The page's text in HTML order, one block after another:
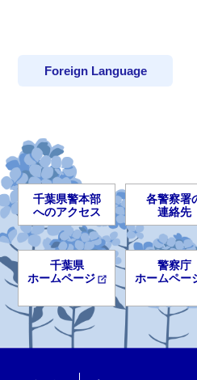
Foreign Language
千葉県警本部
へのアクセス
各警察署
連絡先
千葉県
ホームページ
警察庁
ホームペー